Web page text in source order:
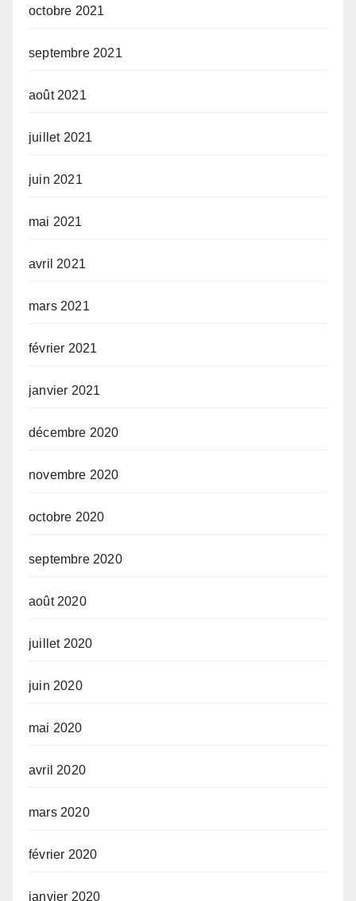
octobre 2021
septembre 2021
août 2021
juillet 2021
juin 2021
mai 2021
avril 2021
mars 2021
février 2021
janvier 2021
décembre 2020
novembre 2020
octobre 2020
septembre 2020
août 2020
juillet 2020
juin 2020
mai 2020
avril 2020
mars 2020
février 2020
janvier 2020